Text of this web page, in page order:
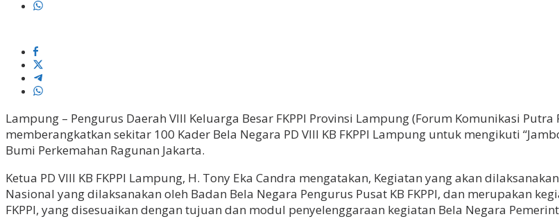
Lampung – Pengurus Daerah VIII Keluarga Besar FKPPI Provinsi Lampung (Forum Komunikasi
memberangkatkan sekitar 100 Kader Bela Negara PD VIII KB FKPPI Lampung untuk mengikuti
Bumi Perkemahan Ragunan Jakarta.
Ketua PD VIII KB FKPPI Lampung, H. Tony Eka Candra mengatakan, Kegiatan yang akan
Nasional yang dilaksanakan oleh Badan Bela Negara Pengurus Pusat KB FKPPI, dan merupakan
FKPPI, yang disesuaikan dengan tujuan dan modul penyelenggaraan kegiatan Bela Negara